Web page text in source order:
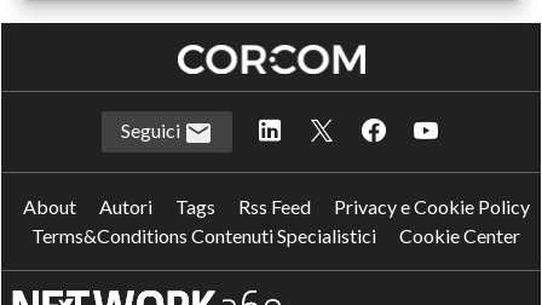
Seguici
About Autori Tags Rss Feed
Privacy e Cookie Policy
Terms&Conditions Contenuti Specialistici
Cookie Center